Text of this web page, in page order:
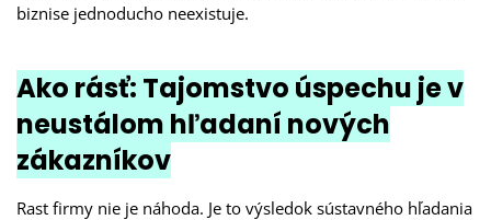
biznise jednoducho neexistuje.
Ako rásť: Tajomstvo úspechu je v
neustálom hľadaní nových
zákazníkov
Rast firmy nie je náhoda. Je to výsledok sústavného hľadania